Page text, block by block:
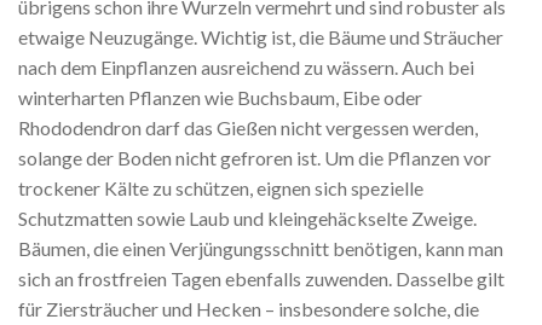
übrigens schon ihre Wurzeln vermehrt und sind robuster als
etwaige Neuzugänge. Wichtig ist, die Bäume und Sträucher
nach dem Einpflanzen ausreichend zu wässern. Auch bei
winterharten Pflanzen wie Buchsbaum, Eibe oder
Rhododendron darf das Gießen nicht vergessen werden,
solange der Boden nicht gefroren ist. Um die Pflanzen vor
trockener Kälte zu schützen, eignen sich spezielle
Schutzmatten sowie Laub und kleingehäckselte Zweige.
Bäumen, die einen Verjüngungsschnitt benötigen, kann man
sich an frostfreien Tagen ebenfalls zuwenden. Dasselbe gilt
für Ziersträucher und Hecken – insbesondere solche, die